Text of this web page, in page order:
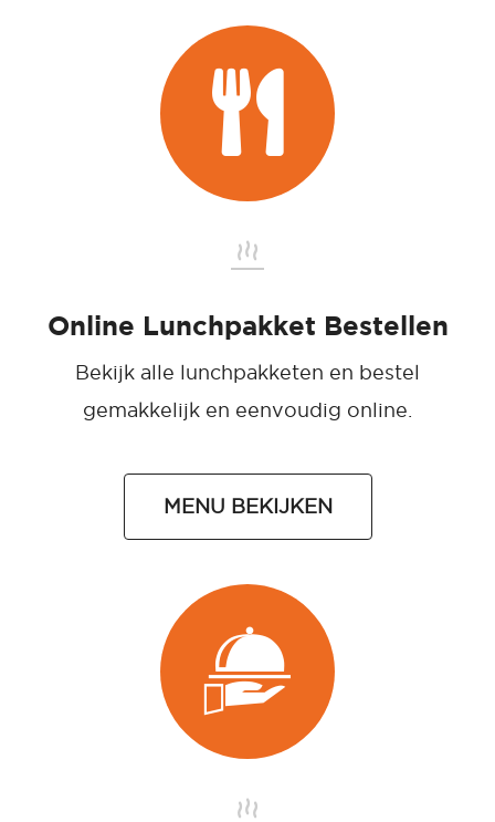
Online Lunchpakket Bestellen
Bekijk alle lunchpakketen en bestel
gemakkelijk en eenvoudig online.
MENU BEKIJKEN